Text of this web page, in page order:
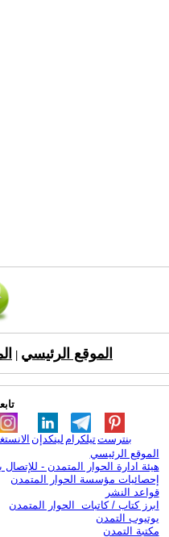
الموقع الرئيسي
لينكدإن تيلكرامبنترست
الموقع الرئيسي
هيئة ادارة الحوار المتمدن - للإتصال
إحصائيات مؤسسة الحوار المتمدن
قواعد النشر
ابرز كتاب / كاتبات الحوار المتمدن
يوتيوب التمدن
مكتبة التمدن